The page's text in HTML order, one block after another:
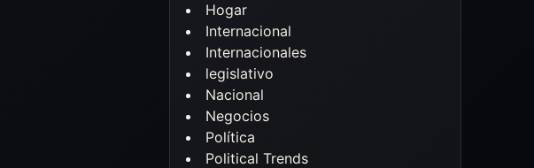
Hogar
Internacional
Internacionales
legislativo
Nacional
Negocios
Política
Political Trends